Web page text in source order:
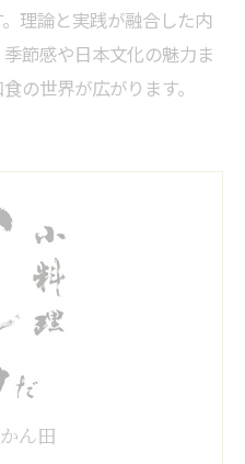
理論と実践が融合した内
節感や日本文化の魅力ま
の世界が広がります。
ん田